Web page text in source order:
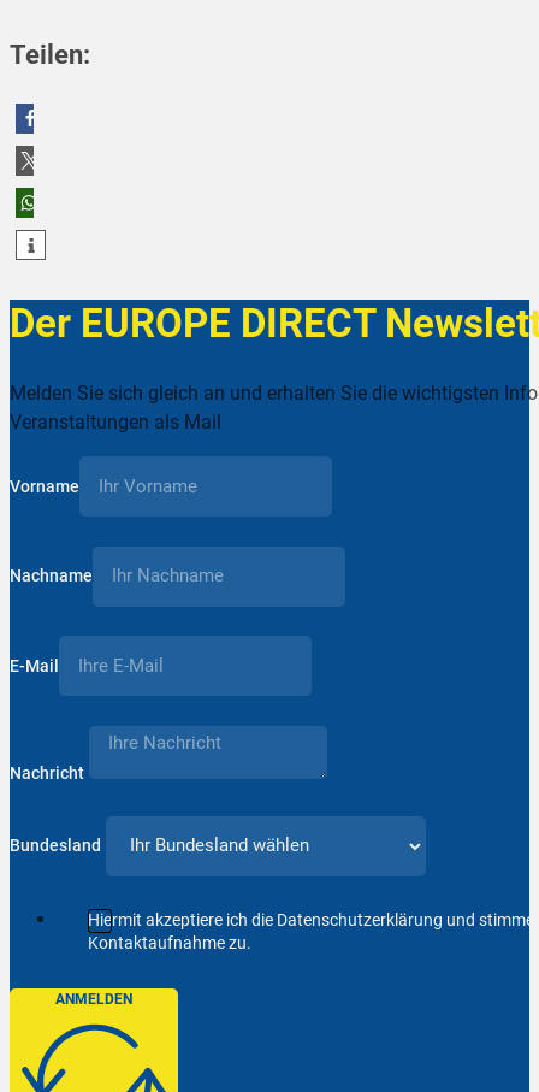
Teilen:
teilen
teilen
teilen
Der EUROPE DIRECT
Melden Sie sich gleich an und erhalten Sie die wichtigsten
Veranstaltungen als Mail
Vorname
Nachname
E-Mail
Nachricht
Bundesland
Hiermit akzeptiere ich die Datenschutzerklärung und
Kontaktaufnahme zu.
ANMELDEN